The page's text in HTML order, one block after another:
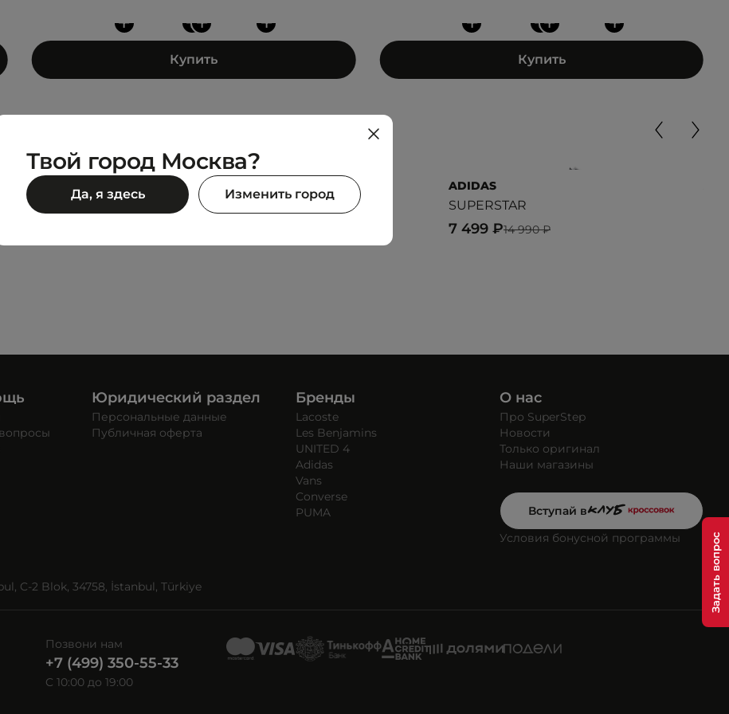
+
+
+ +
Купить
+
+
+ +
Купить
ADIDAS
HOOPS 3.0 MID
ADIDAS
SUPERSTAR
14 990 ₽
7 499 ₽
Юридический раздел
Персональные данные
Публичная оферта
Бренды
Lacoste
Les Benjamins
UNITED 4
Adidas
Vans
Converse
PUMA
О нас
Про SuperStep
Новости
Только оригинал
Наши магазины
Вступай в
Условия бонусной программы
C-2 Blok, 34758, İstanbul, Türkiye
Позвони нам
+7 (499) 350-55-33
C 10:00 до 19:00
Твой город Москва?
Да, я здесь Изменить город